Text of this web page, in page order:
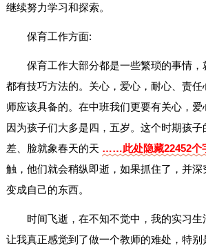
继续努力学习和探索。
保育工作方面:
保育工作大部分都是一些繁琐的事情
都有技巧方法的。关心，爱心，耐心、责
师应该具备的。在中班我们更要有关心，爱
因为孩子们大多是四，五岁。这个时期孩
差、脸就象春天的天 ……此处隐藏22452
触，他们就会稍纵即逝，如果抓住了，并
变成自己的东西。
时间飞逝，在不知不觉中，我的实习生
让我真正感觉到了做一个教师的难处，特别